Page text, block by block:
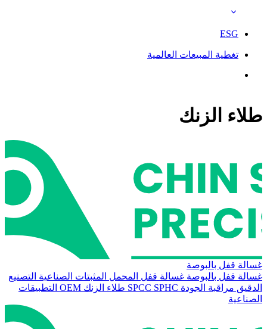
ESG
تغطية المبيعات العالمية
طلاء الزنك
غسالة قفل بالبوصة
غسالة قفل بالبوصة غسالة قفل المحمل المثبتات الصناعية التصنيع
الدقيق مراقبة الجودة SPCC SPHC طلاء الزنك OEM التطبيقات
الصناعية